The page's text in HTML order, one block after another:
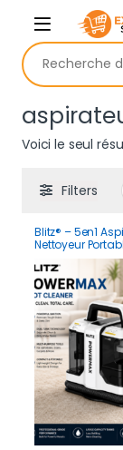
Skip to navigation
Skip to content
Recherche pour :
Voici le seul
Filters
Blitz® – 5en1
Nettoyeur
Professionnel
Silencieux
1500 watt